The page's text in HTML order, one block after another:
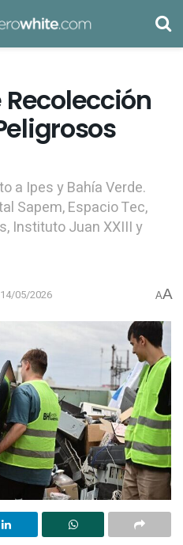
a Ipes y Bahía Verde.
Sapem, Espacio Tec,
Instituto Juan XXIII y
14/05/2026 AA